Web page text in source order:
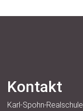
Kontakt
Karl-Spohn-Realschule